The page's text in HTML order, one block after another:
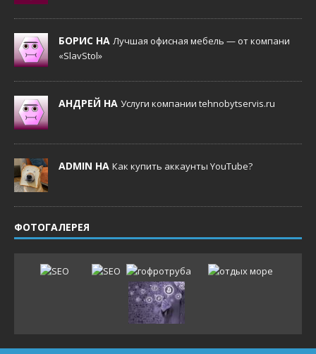
БОРИС НА Лучшая офисная мебель — от компани
«SlavStol»
АНДРЕЙ НА Услуги компании tehnobytservis.ru
ADMIN НА Как купить аккаунты YouTube?
ФОТОГАЛЕРЕЯ